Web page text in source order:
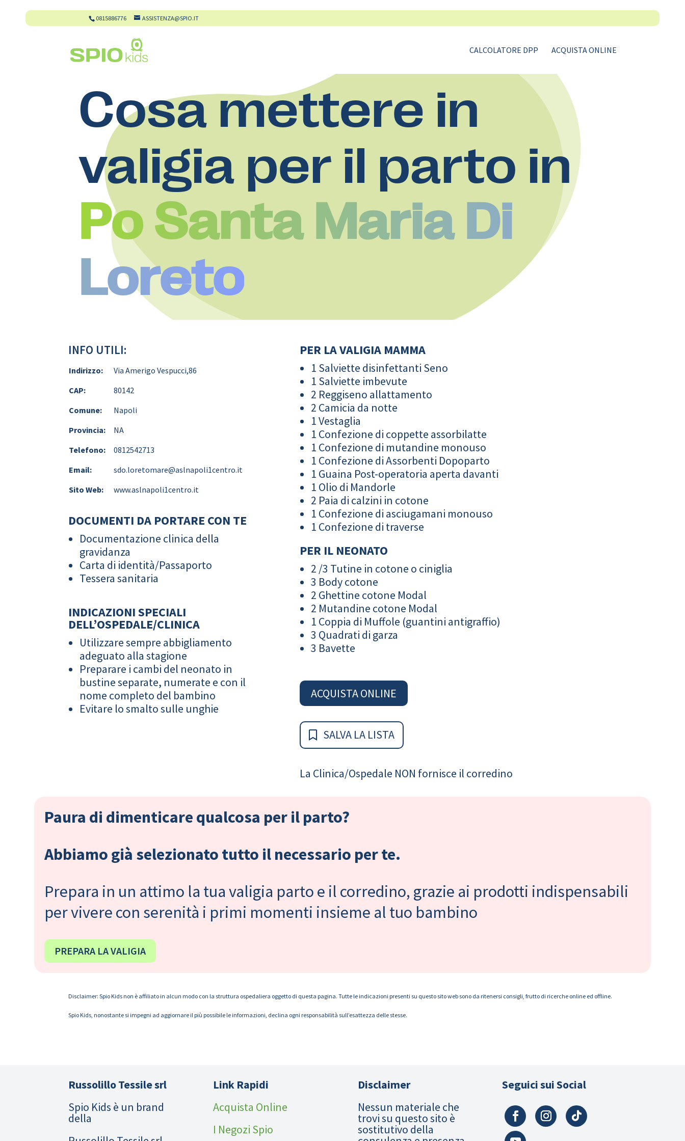
0815886776 ASSISTENZA@SPIO.IT
CALCOLATORE DPP ACQUISTA ONLINE
Cosa mettere in
valigia per il parto in
Po Santa Maria Di
Loreto
INFO UTILI:
Indirizzo:
Via Amerigo Vespucci,86
CAP:
80142
Comune:
Napoli
Provincia:
NA
Telefono:
0812542713
Email:
sdo.loretomare@aslnapoli1centro.it
Sito Web:
www.aslnapoli1centro.it
DOCUMENTI DA PORTARE CON TE
Documentazione clinica della
gravidanza
Carta di identità/Passaporto
Tessera sanitaria
INDICAZIONI SPECIALI
DELL’OSPEDALE/CLINICA
Utilizzare sempre abbigliamento
adeguato alla stagione
Preparare i cambi del neonato in
bustine separate, numerate e con il
nome completo del bambino
Evitare lo smalto sulle unghie
PER LA VALIGIA MAMMA
1 Salviette disinfettanti Seno
1 Salviette imbevute
2 Reggiseno allattamento
2 Camicia da notte
1 Vestaglia
1 Confezione di coppette assorbilatte
1 Confezione di mutandine monouso
1 Confezione di Assorbenti Dopoparto
1 Guaina Post-operatoria aperta davanti
1 Olio di Mandorle
2 Paia di calzini in cotone
1 Confezione di asciugamani monouso
1 Confezione di traverse
PER IL NEONATO
2 /3 Tutine in cotone o ciniglia
3 Body cotone
2 Ghettine cotone Modal
2 Mutandine cotone Modal
1 Coppia di Muffole (guantini antigraffio)
3 Quadrati di garza
3 Bavette
ACQUISTA ONLINE
SALVA LA LISTA
La Clinica/Ospedale NON fornisce il corredino
Paura di dimenticare qualcosa per il parto?
Abbiamo già selezionato tutto il necessario per te.
Prepara in un attimo la tua valigia parto e il corredino, grazie ai prodotti indispensabili
per vivere con serenità i primi momenti insieme al tuo bambino
PREPARA LA VALIGIA
Disclaimer: Spio Kids non è affiliato in alcun modo con la struttura ospedaliera oggetto di questa pagina. Tutte le indicazioni presenti su questo sito web sono da ritenersi consigli, frutto di ricerche online ed offline.
Spio Kids, nonostante si impegni ad aggiornare il più possibile le informazioni, declina ogni responsabilità sull’esattezza delle stesse.
Russolillo Tessile srl
Spio Kids è un brand
della
Link Rapidi
Acquista Online
I Negozi Spio
Disclaimer
Nessun materiale che
trovi su questo sito è
sostitutivo della
Seguici sui Social